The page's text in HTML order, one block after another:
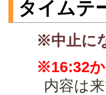
タイムテ
※中止に
※16:32か
内容は